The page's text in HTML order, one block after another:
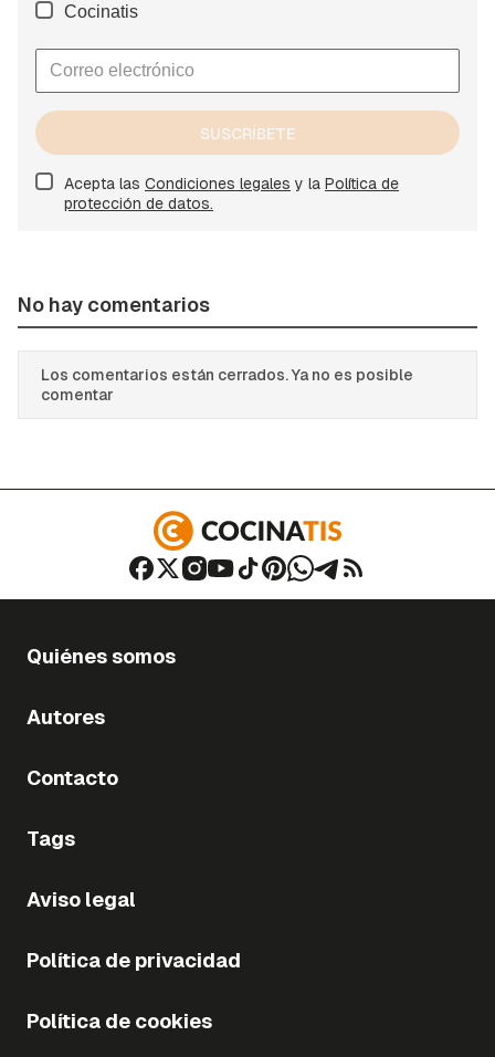
Cocinatis
SUSCRÍBETE
Acepta las Condiciones legales y la Política de
protección de datos.
No hay comentarios
Los comentarios están cerrados. Ya no es posible
comentar
Quiénes somos
Autores
Contacto
Tags
Aviso legal
Política de privacidad
Política de cookies